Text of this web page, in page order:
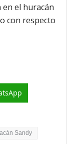
el huracán
con respecto
Sandy